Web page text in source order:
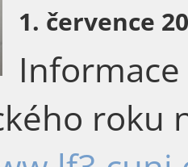
1. července
roku